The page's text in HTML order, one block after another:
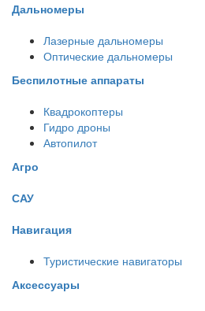
Дальномеры
Лазерные дальномеры
Оптические дальномеры
Беспилотные аппараты
Квадрокоптеры
Гидро дроны
Автопилот
Агро
САУ
Навигация
Туристические навигаторы
Аксессуары